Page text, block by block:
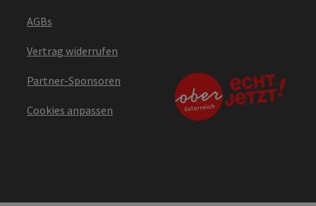
AGBs
Vertrag widerrufen
Partner-Sponsoren
Cookies anpassen